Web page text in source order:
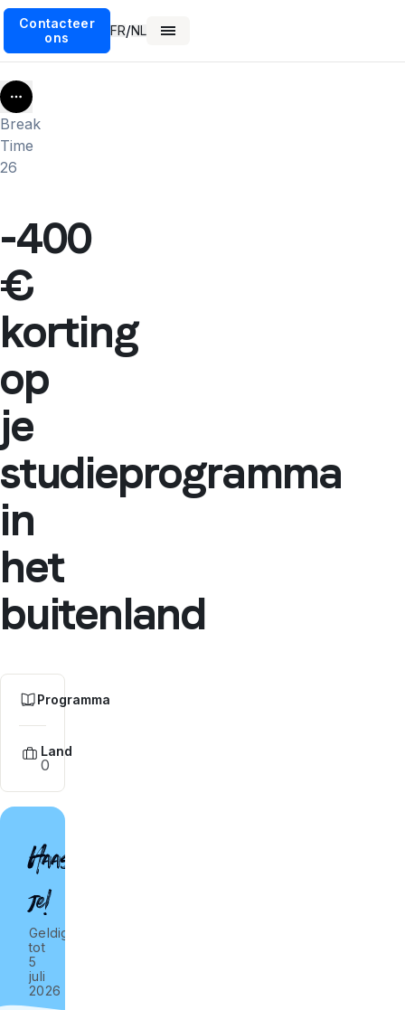
Contacteer
ons
FR/NL
More
Break
Time
26
-400
€
korting
op
je
studieprogramma
in
het
buitenland
Programma
Land
0
Haast
je!
Geldig
tot
5
juli
2026